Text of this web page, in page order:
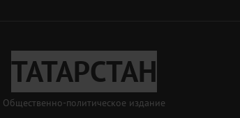
ТАТАРСТАН
Общественно-политическое издание